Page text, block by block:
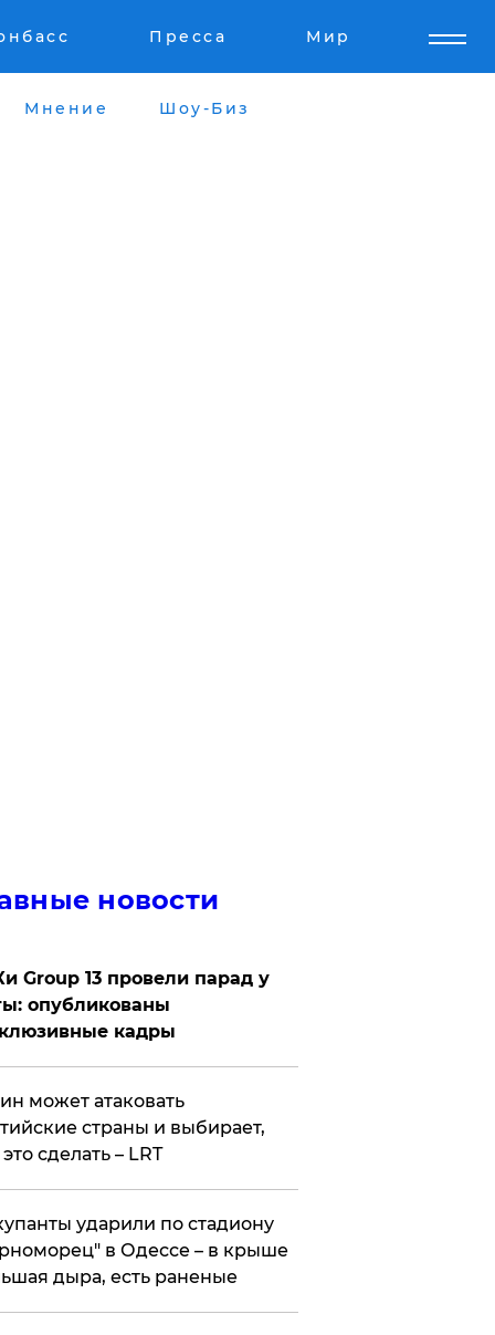
Пресса Мир
Мнение Шоу-Биз
новости
Group 13 провели парад у
опубликованы
кадры
может атаковать
страны и выбирает,
сделать – LRT
ударили по стадиону
в Одессе – в крыше
дыра, есть раненые